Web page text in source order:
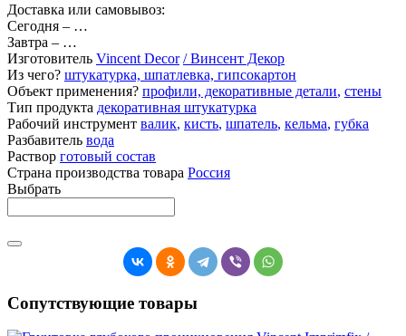
Доставка или самовывоз:
Сегодня – …
Завтра – …
Изготовитель Vincent Decor / Винсент Декор
Из чего? штукатурка, шпатлевка, гипсокартон
Объект применения? профили, декоративные детали, стены
Тип продукта декоративная штукатурка
Рабочий инструмент валик, кисть, шпатель, кельма, губка
Разбавитель вода
Раствор готовый состав
Страна производства товара Россия
Выбрать
Сопутствующие товары